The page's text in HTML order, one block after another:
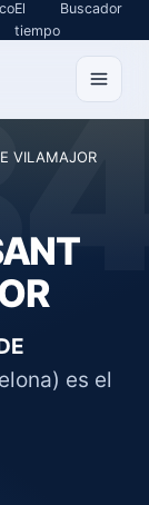
El
tiempo
Buscador
VILAMAJOR
es el